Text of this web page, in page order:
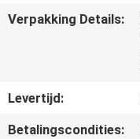
NEEM
ONS
OP
Verpakking Details:
Levertijd:
Betalingscondities: